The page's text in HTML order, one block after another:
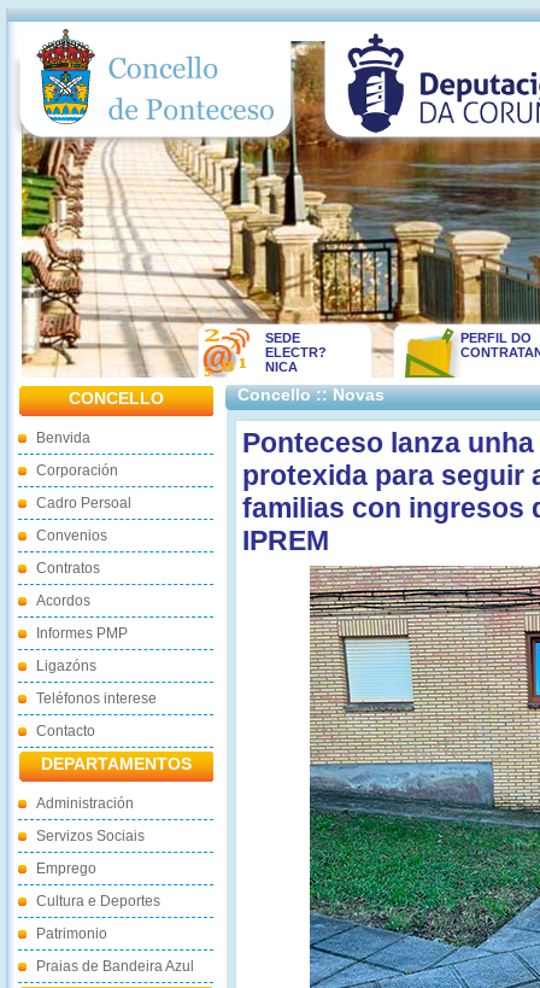
SEDE
ELECTR?
NICA
PERFIL DO
CONCELLO
Benvida
Corporación
Cadro Persoal
Convenios
Contratos
Acordos
Informes PMP
Ligazóns
Teléfonos interese
Contacto
DEPARTAMENTOS
Administración
Servizos Sociais
Emprego
Cultura e Deportes
Patrimonio
Praias de Bandeira Azul
Concello :: Novas
Ponteceso lanza
protexida para seguir
familias con ingresos
IPREM